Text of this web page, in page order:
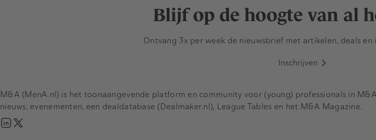
Blijf op de hoogte van al
Ontvang 3x per week de nieuwsbrief met artikelen, deals
Inschrijven
M&A (MenA.nl) is het toonaangevende platform en community voor (young) professionals in
nieuws, evenementen, een dealdatabase (Dealmaker.nl), League Tables en het M&A Magazine.